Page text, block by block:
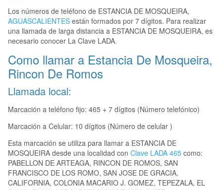
Los números de teléfono de ESTANCIA DE MOSQUEIRA,
AGUASCALIENTES están formados por 7 dígitos. Para realizar
una llamada de larga distancia a ESTANCIA DE MOSQUEIRA, es
necesario conocer La Clave LADA.
Como llamar a Estancia De Mosqueira,
Rincon De Romos
Llamada local:
Marcación a teléfono fijo: 465 + 7 dígitos (Número telefónico)
Marcación a Celular: 10 dígitos (Número de celular )
Esta marcación se utiliza para llamar a ESTANCIA DE
MOSQUEIRA desde una localidad con Clave LADA 465 como:
PABELLON DE ARTEAGA, RINCON DE ROMOS, SAN
FRANCISCO DE LOS ROMO, SAN JOSE DE GRACIA,
CALIFORNIA, COLONIA MACARIO J. GOMEZ, TEPEZALA, EL